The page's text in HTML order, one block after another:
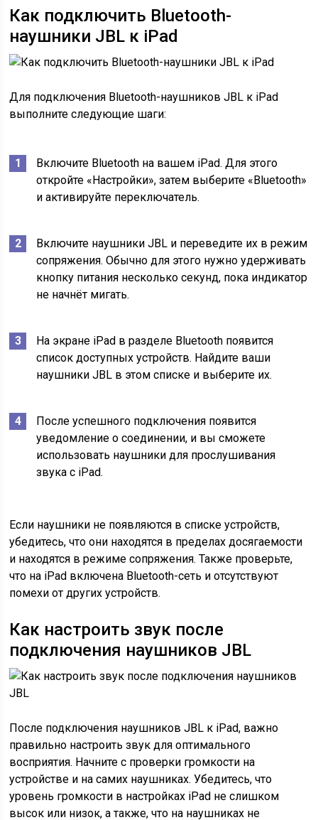
Как подключить Bluetooth-
наушники JBL к iPad
Для подключения Bluetooth-наушников JBL к iPad
выполните следующие шаги:
Включите Bluetooth на вашем iPad. Для этого
откройте «Настройки», затем выберите «Bluetooth»
и активируйте переключатель.
Включите наушники JBL и переведите их в режим
сопряжения. Обычно для этого нужно удерживать
кнопку питания несколько секунд, пока индикатор
не начнёт мигать.
На экране iPad в разделе Bluetooth появится
список доступных устройств. Найдите ваши
наушники JBL в этом списке и выберите их.
После успешного подключения появится
уведомление о соединении, и вы сможете
использовать наушники для прослушивания
звука с iPad.
Если наушники не появляются в списке устройств,
убедитесь, что они находятся в пределах досягаемости
и находятся в режиме сопряжения. Также проверьте,
что на iPad включена Bluetooth-сеть и отсутствуют
помехи от других устройств.
Как настроить звук после
подключения наушников JBL
После подключения наушников JBL к iPad, важно
правильно настроить звук для оптимального
восприятия. Начните с проверки громкости на
устройстве и на самих наушниках. Убедитесь, что
уровень громкости в настройках iPad не слишком
высок или низок, а также, что на наушниках не